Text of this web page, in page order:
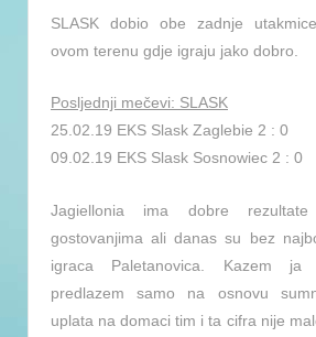
SLASK dobio obe zadnje
ovom terenu gdje igraju jako dobro.
Posljednji mečevi: SLASK
25.02.19 EKS Slask Zaglebie 2 : 0
09.02.19 EKS Slask Sosnowiec 2 : 0
Jagiellonia ima dobre
gostovanjima ali danas su bez
igraca Paletanovica. Kazem ja
predlazem samo na osnovu
uplata na domaci tim i ta cifra nije